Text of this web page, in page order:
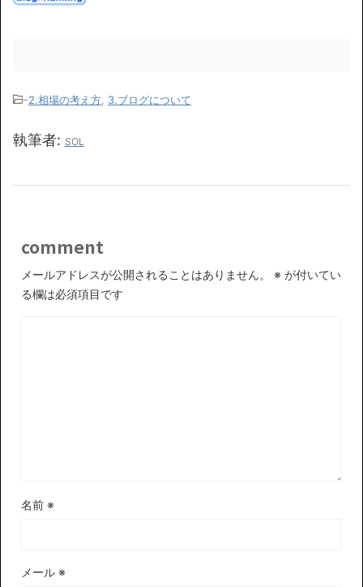
-2.相場の考え方, 3.ブログについて
執筆者: SOL
comment
メールアドレスが公開されることはありません。 ※ が付いてい
る欄は必須項目です
名前 ※
メール ※